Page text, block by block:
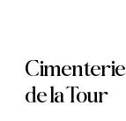
main
content
Cimenterie
de la Tour